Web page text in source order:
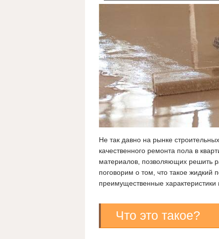
Не так давно на рынке
качественного ремонта пола в
материалов, позволяющих решить
поговорим о том, что такое жидкий
преимущественные
Что это такое?